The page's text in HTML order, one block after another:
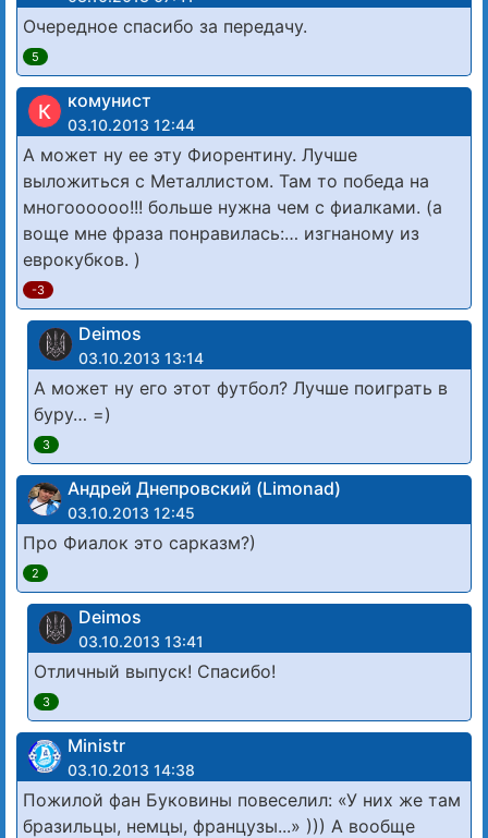
Очередное спасибо за передачу.
5
К комунист
03.10.2013 12:44
А может ну ее эту Фиорентину. Лучше
выложиться с Металлистом. Там то победа на
многоооооо!!! больше нужна чем с фиалками. (а
воще мне фраза понравилась:… изгнаному из
еврокубков. )
-3
Deimos
03.10.2013 13:14
А может ну его этот футбол? Лучше поиграть в
буру… =)
3
Андрей Днепровский (Limonad)
03.10.2013 12:45
Про Фиалок это сарказм?)
2
Deimos
03.10.2013 13:41
Отличный выпуск! Спасибо!
3
Ministr
03.10.2013 14:38
Пожилой фан Буковины повеселил: «У них же там
бразильцы, немцы, французы...» ))) А вообще